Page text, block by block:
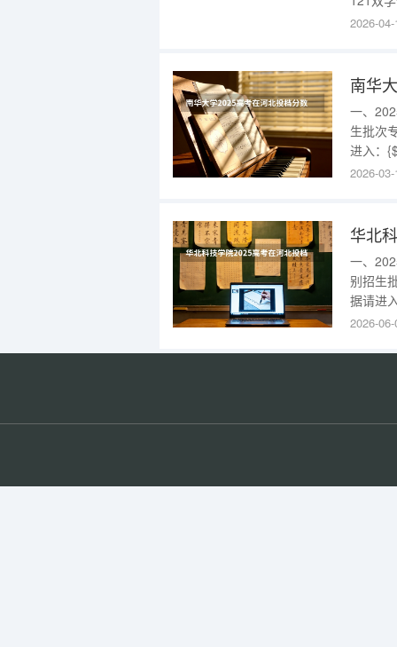
份招生
2026-
南华
一、
生批次
进入：
2025普
2026-
华北
一、
别招生
据请进
位次
2026-